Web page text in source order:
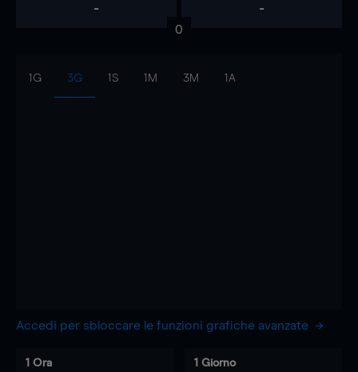
- -
0
1G 3G 1S 1M 3M 1A
Accedi per sbloccare le funzioni grafiche avanzate
1 Ora 1 Giorno